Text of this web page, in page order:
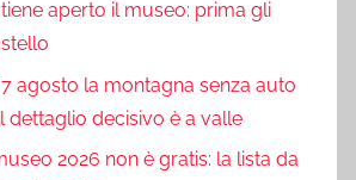
tiene aperto il museo: prima gli
agosto la montagna senza auto
dettaglio decisivo è a valle
2026 non è gratis: la lista da